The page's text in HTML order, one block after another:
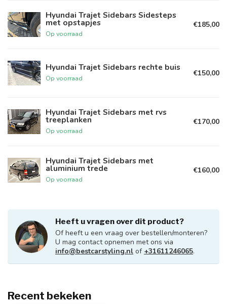
Hyundai Trajet Sidebars Sidesteps
met opstapjes
Op voorraad
€185,00
Hyundai Trajet Sidebars rechte buis
Op voorraad
€150,00
Hyundai Trajet Sidebars met rvs
treeplanken
Op voorraad
€170,00
Hyundai Trajet Sidebars met
aluminium trede
Op voorraad
€160,00
Heeft u vragen over dit product?
Of heeft u een vraag over bestellen/monteren?
U mag contact opnemen met ons via
info@bestcarstyling.nl of +31611246065.
Recent bekeken